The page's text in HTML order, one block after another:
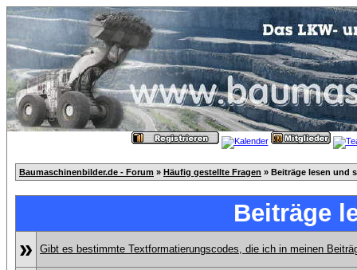
Baumaschinenbilder.de - Forum » Häufig gestellte Fragen » Beiträge lesen und
Beiträge
»
Gibt es bestimmte Textformatierungscodes, die ich in meinen